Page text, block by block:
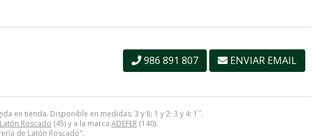
en tienda. Disponible en medidas: 3 y 8; 1 y 2; 3 y 4; 1´´.
Roscado (45) y a la marca ADEFER (140).
de Latón Roscado".
986 891 807 ENVIAR EMAIL